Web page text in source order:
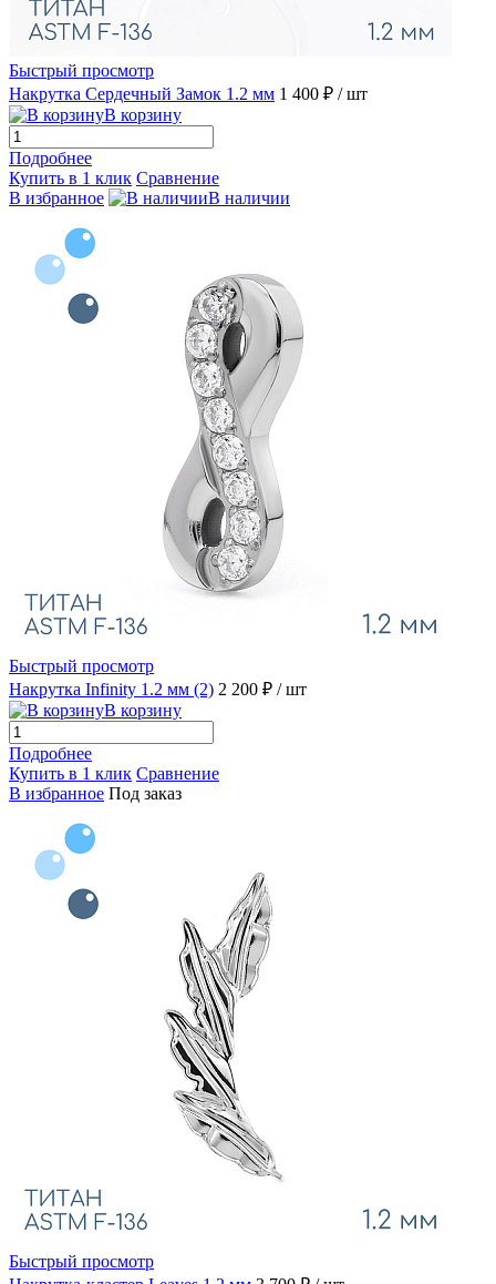
Быстрый просмотр
Накрутка Сердечный Замок 1.2 мм 1 400 ₽ / шт
В корзину
Подробнее
Купить в 1 клик Сравнение
В избранное
В наличии
Быстрый просмотр
Накрутка Infinity 1.2 мм (2) 2 200 ₽ / шт
В корзину
Подробнее
Купить в 1 клик Сравнение
В избранное Под заказ
Быстрый просмотр